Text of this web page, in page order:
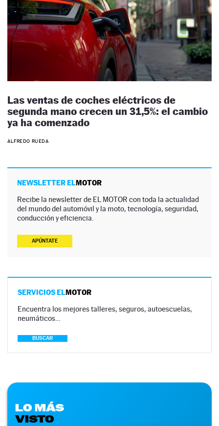
Las ventas de coches eléctricos de
segunda mano crecen un 31,5%: el cambio
ya ha comenzado
ALFREDO RUEDA
NEWSLETTER ELMOTOR
Recibe la newsletter de EL MOTOR con toda la actualidad
del mundo del automóvil y la moto, tecnología, seguridad,
conducción y eficiencia.
APÚNTATE
SERVICIOS ELMOTOR
Encuentra los mejores talleres, seguros, autoescuelas,
neumáticos…
BUSCAR
LO MÁS
VISTO